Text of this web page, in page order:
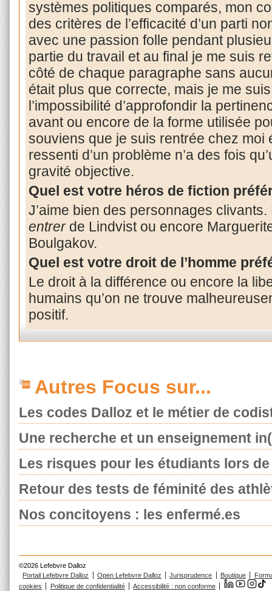
systèmes politiques comparés, mon
des critères de l’efficacité d’un parti
avec une passion folle pendant
partie du travail et au final je me suis
côté de chaque paragraphe sans
était plus que correcte, mais je me
l’impossibilité d’approfondir la
avant ou encore de la forme utilisée
souviens que je suis rentrée chez moi
ressenti d’un problème n’a des fois
gravité objective.
Quel est votre héros de fiction
J’aime bien des personnages
entrerde Lindvist ou encore
Boulgakov.
Quel est votre droit de l’homme
Le droit à la différence ou encore la
humains qu’on ne trouve
positif.
Autres Focus sur...
Les codes Dalloz et le métier de
Une recherche et un enseignement
Les risques pour les étudiants lors de
Retour des tests de féminité des
Nos concitoyens : les enfermé.es
©2026 Lefebvre Dalloz
Portail Lefebvre Dalloz
Open Lefebvre Dalloz Jurisprudence Boutique
cookies
Politique de confidentialité Accessibilité : non conforme